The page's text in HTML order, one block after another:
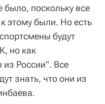
поскольку все
этому были. Но есть
будут
но как
России". Все
знать, что они из